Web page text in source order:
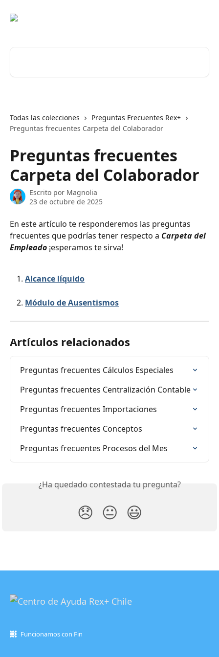
Todas las colecciones
Preguntas Frecuentes Rex+
Preguntas frecuentes Carpeta del Colaborador
Preguntas frecuentes
Carpeta del Colaborador
Escrito por Magnolia
23 de octubre de 2025
En este artículo te responderemos las preguntas
frecuentes que podrías tener respecto a Carpeta del
Empleado ¡esperamos te sirva!
Alcance líquido
Módulo de Ausentismos
Artículos relacionados
Preguntas frecuentes Cálculos Especiales
Preguntas frecuentes Centralización Contable
Preguntas frecuentes Importaciones
Preguntas frecuentes Conceptos
Preguntas frecuentes Procesos del Mes
¿Ha quedado contestada tu pregunta?
😞 😐 😃
Funcionamos con Fin